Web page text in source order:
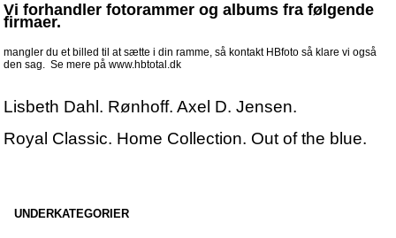
Vi forhandler fotorammer og albums fra følgende
firmaer.
mangler du et billed til at sætte i din ramme, så kontakt HBfoto så klare vi også
den sag. Se mere påwww.hbtotal.dk
Lisbeth Dahl. Rønhoff. Axel D. Jensen.
Royal Classic. Home Collection. Out of the blue.
UNDERKATEGORIER